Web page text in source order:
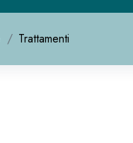
Trattamenti